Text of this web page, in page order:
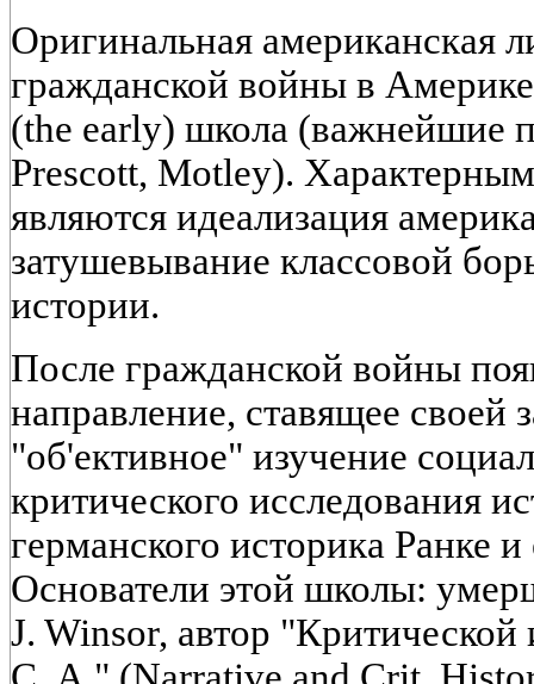
Оригинальная американская
гражданской войны в
(the early) школа (важнейшие
Prescott, Motley).
являются идеализация
затушевывание классовой
истории.
После гражданской войны
направление, ставящее своей
"об'ективное" изучение
критического исследования
германского историка Ранке
Основатели этой школы:
J. Winsor, автор "Критической